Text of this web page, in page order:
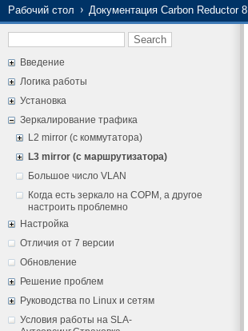
Рабочий стол Документация Carbon Reductor 8
Введение
Логика работы
Установка
Зеркалирование трафика
L2 mirror (с коммутатора)
L3 mirror (с маршрутизатора)
Большое число VLAN
Когда есть зеркало на СОРМ, а другое
настроить проблемно
Настройка
Отличия от 7 версии
Обновление
Решение проблем
Руководства по Linux и сетям
Условия работы на SLA-